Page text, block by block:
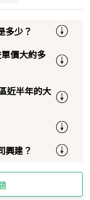
多少？
價大約多
近半年的大
興建？